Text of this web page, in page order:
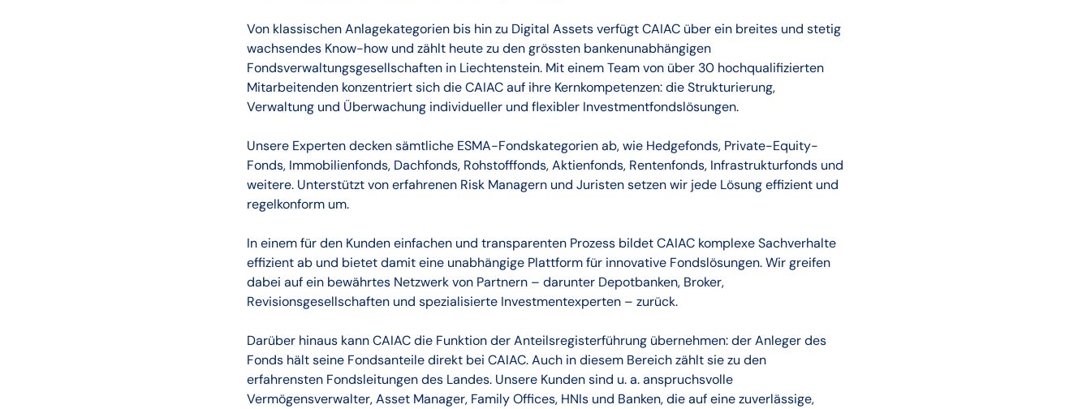
Von klassischen Anlagekategorien bis hin zu Digital Assets verfügt CAIAC über ein breites und stetig
wachsendes Know-how und zählt heute zu den grössten bankenunabhängigen
Fondsverwaltungsgesellschaften in Liechtenstein. Mit einem Team von über 30 hochqualifizierten
Mitarbeitenden konzentriert sich die CAIAC auf ihre Kernkompetenzen: die Strukturierung,
Verwaltung und Überwachung individueller und flexibler Investmentfondslösungen.
Unsere Experten decken sämtliche ESMA-Fondskategorien ab, wie Hedgefonds, Private-Equity-
Fonds, Immobilienfonds, Dachfonds, Rohstofffonds, Aktienfonds, Rentenfonds, Infrastrukturfonds und
weitere. Unterstützt von erfahrenen Risk Managern und Juristen setzen wir jede Lösung effizient und
regelkonform um.
In einem für den Kunden einfachen und transparenten Prozess bildet CAIAC komplexe Sachverhalte
effizient ab und bietet damit eine unabhängige Plattform für innovative Fondslösungen. Wir greifen
dabei auf ein bewährtes Netzwerk von Partnern – darunter Depotbanken, Broker,
Revisionsgesellschaften und spezialisierte Investmentexperten – zurück.
Darüber hinaus kann CAIAC die Funktion der Anteilsregisterführung übernehmen: der Anleger des
Fonds hält seine Fondsanteile direkt bei CAIAC. Auch in diesem Bereich zählt sie zu den
erfahrensten Fondsleitungen des Landes. Unsere Kunden sind u. a. anspruchsvolle
Vermögensverwalter, Asset Manager, Family Offices, HNIs und Banken, die auf eine zuverlässige,